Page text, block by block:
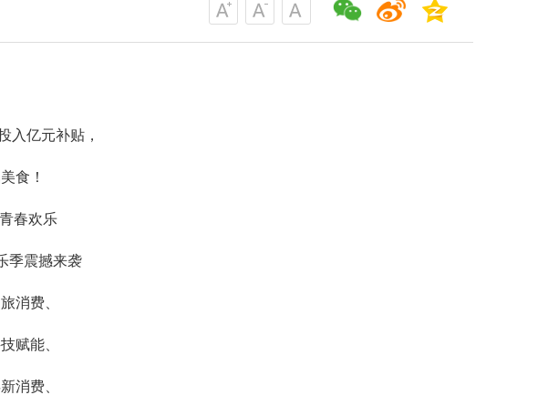
入亿元补贴，
食！
春欢乐
季震撼来袭
消费、
赋能、
消费、